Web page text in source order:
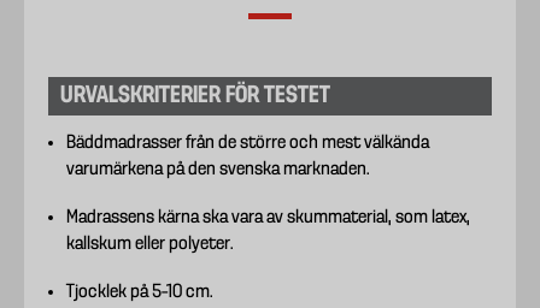
URVALSKRITERIER FÖR TESTET
Bäddmadrasser från de större och mest välkända
varumärkena på den svenska marknaden.
Madrassens kärna ska vara av skummaterial, som latex,
kallskum eller polyeter.
Tjocklek på 5–10 cm.